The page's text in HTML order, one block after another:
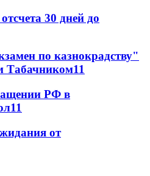
30 дней до
по казнокрадству"
Табачником11
РФ в
11
от